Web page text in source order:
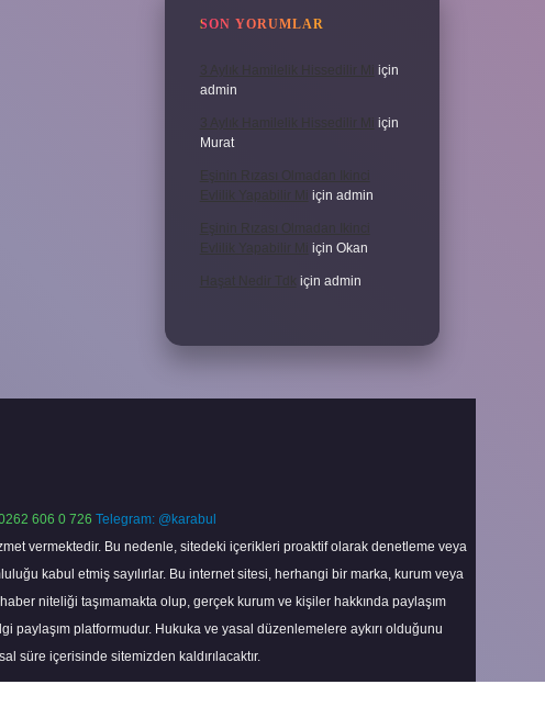
SON YORUMLAR
3 Aylık Hamilelik Hissedilir Mi
için
admin
3 Aylık Hamilelik Hissedilir Mi için
Murat
Eşinin Rızası Olmadan Ikinci
Evlilik Yapabilir Mi için admin
Eşinin Rızası Olmadan Ikinci
Evlilik Yapabilir Mi için Okan
Haşat Nedir Tdk için admin
606 0 726 Telegram: @karabul
vermektedir. Bu nedenle, sitedeki içerikleri proaktif olarak denetleme veya
kabul etmiş sayılırlar. Bu internet sitesi, herhangi bir marka, kurum veya
niteliği taşımamakta olup, gerçek kurum ve kişiler hakkında paylaşım
paylaşım platformudur. Hukuka ve yasal düzenlemelere aykırı olduğunu
süre içerisinde sitemizden kaldırılacaktır.